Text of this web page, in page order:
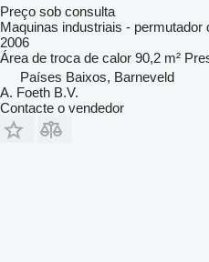
Preço sob consulta
Maquinas industriais - permutador
2006
Área de troca de calor 90,2 m²
Países Baixos, Barneveld
A. Foeth B.V.
Contacte o vendedor